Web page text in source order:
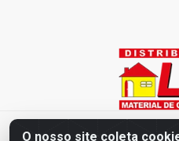
O nosso site coleta
Distribuidora LDF - Av.